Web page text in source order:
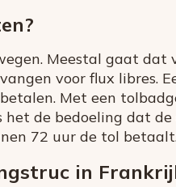
Meestal gaat
voor flux libres.
Met een
het de bedoeling dat
72 uur de tol
in